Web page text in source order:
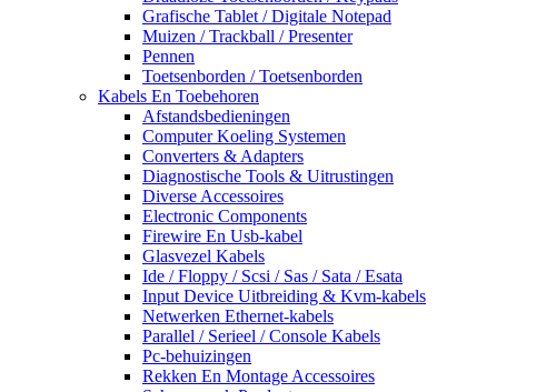
Grafische Tablet / Digitale Notepad
Muizen / Trackball / Presenter
Pennen
Toetsenborden / Toetsenborden
Kabels En Toebehoren
Afstandsbedieningen
Computer Koeling Systemen
Converters & Adapters
Diagnostische Tools & Uitrustingen
Diverse Accessoires
Electronic Components
Firewire En Usb-kabel
Glasvezel Kabels
Ide / Floppy / Scsi / Sas / Sata / Esata
Input Device Uitbreiding & Kvm-kabels
Netwerken Ethernet-kabels
Parallel / Serieel / Console Kabels
Pc-behuizingen
Rekken En Montage Accessoires